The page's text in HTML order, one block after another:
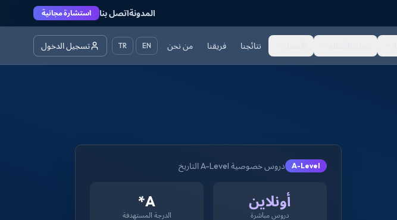
المدونةاتصل بنا استشارة مجانية
نتائجنا فريقنا من نحن EN
TR تسجيل الدخول
A-Level دروس خصوصية A-Level التاريخ
أونلاين
دروس مباشرة
A*
الدرجة المستهدفة